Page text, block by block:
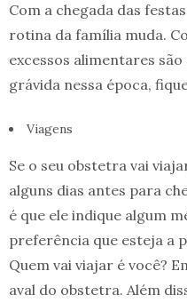
Com a chegada das
rotina da família muda.
excessos alimentares
grávida nessa época,
Viagens
Se o seu obstetra vai
alguns dias antes para
é que ele indique algum
preferência que esteja a
Quem vai viajar é você?
aval do obstetra. Além